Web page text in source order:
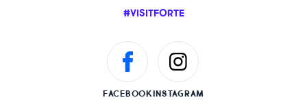
#VISITFORTE
FACEBOOKINSTAGRAM